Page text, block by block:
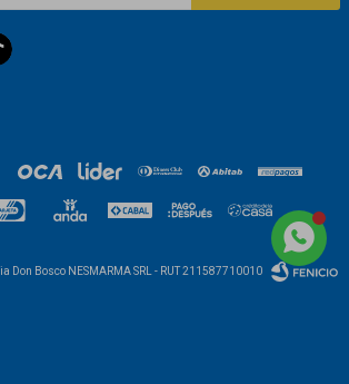
Don Bosco NESMARMA SRL - RUT 211587710010